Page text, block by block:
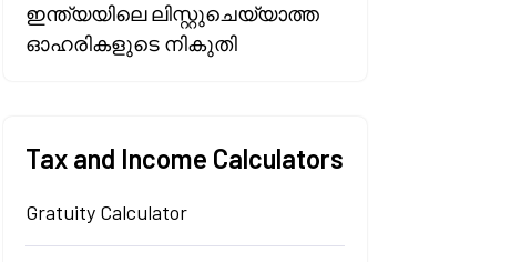
ഇന്ത്യയിലെ ലിസ്റ്റുചെയ്യാത്ത
ഓഹരികളുടെ നികുതി
Tax and Income Calculators
Gratuity Calculator